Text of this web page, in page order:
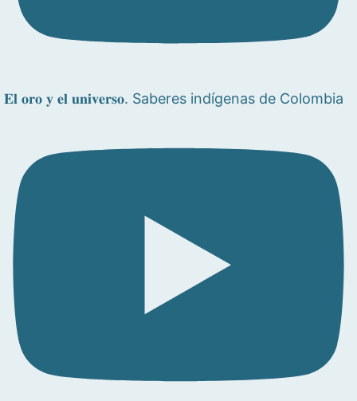
𝐄𝐥 𝐨𝐫𝐨 𝐲 𝐞𝐥 𝐮𝐧𝐢𝐯𝐞𝐫𝐬𝐨. Saberes indígenas de Colombia